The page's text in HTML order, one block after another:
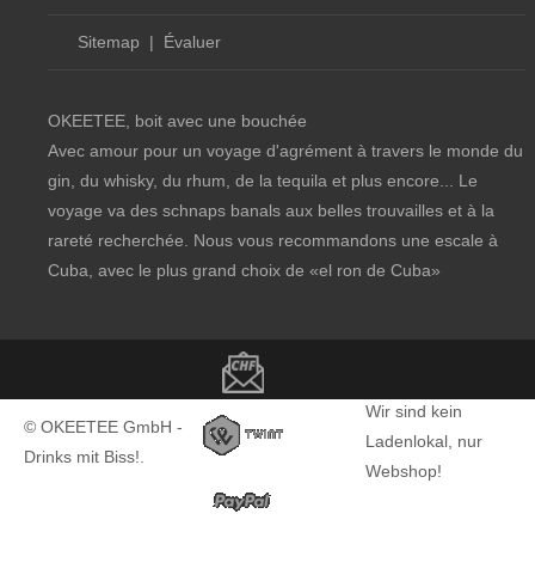
© OKEETEE GmbH -
Drinks mit Biss!.
Wir sind kein
Ladenlokal, nur
Webshop!
Sitemap | Évaluer
OKEETEE, boit avec une bouchée
Avec amour pour un voyage d'agrément à travers le monde du
gin, du whisky, du rhum, de la tequila et plus encore... Le
voyage va des schnaps banals aux belles trouvailles et à la
rareté recherchée. Nous vous recommandons une escale à
Cuba, avec le plus grand choix de «el ron de Cuba»